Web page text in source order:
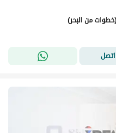
من البحر)
اتصل